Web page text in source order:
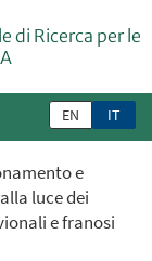
di Ricerca per le
EN IT
e
luce dei
e franosi